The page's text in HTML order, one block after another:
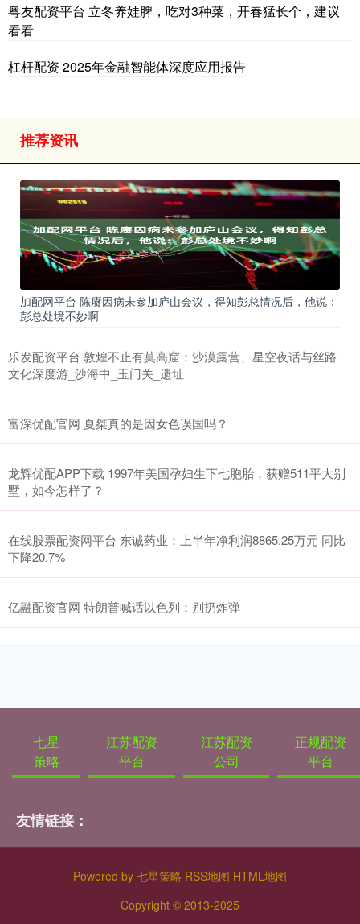
粤友配资平台 立冬养娃脾，吃对3种菜，开春猛长个，建议
看看
杠杆配资 2025年金融智能体深度应用报告
推荐资讯
加配网平台 陈赓因病未参加庐山会议，得知彭总情况后，他说：
彭总处境不妙啊
乐发配资平台 敦煌不止有莫高窟：沙漠露营、星空夜话与丝路
文化深度游_沙海中_玉门关_遗址
富深优配官网 夏桀真的是因女色误国吗？
龙辉优配APP下载 1997年美国孕妇生下七胞胎，获赠511平大别
墅，如今怎样了？
在线股票配资网平台 东诚药业：上半年净利润8865.25万元 同比
下降20.7%
亿融配资官网 特朗普喊话以色列：别扔炸弹
七星
策略
江苏配资
平台
江苏配资
公司
正规配资
平台
友情链接：
Powered by 七星策略 RSS地图 HTML地图
Copyright © 2013-2025